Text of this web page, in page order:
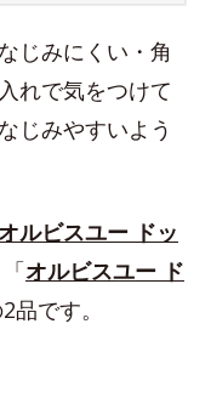
じみにくい・角
れで気をつけて
じみやすいよう
オルビスユー ドッ
「オルビスユー ド
品です。